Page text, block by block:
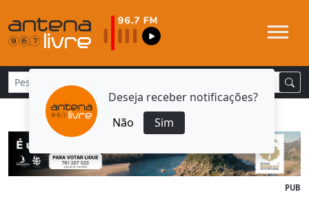
Deseja receber notificações?
Não
Sim
PUB